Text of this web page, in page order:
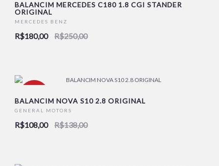
BALANCIM MERCEDES C180 1.8 CGI STANDER
ORIGINAL
MERCEDES BENZ
R$180,00 R$250,00
BALANCIM NOVA S10 2.8 ORIGINAL
GENERAL MOTORS
R$108,00 R$138,00